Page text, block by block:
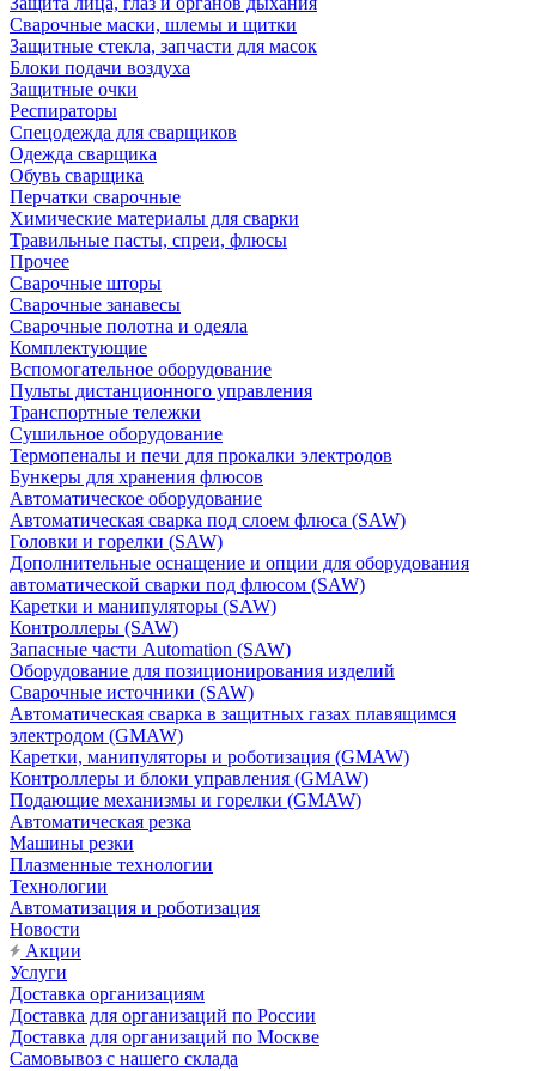
Сварочные маски, шлемы и щитки
Защитные стекла, запчасти для масок
Блоки подачи воздуха
Защитные очки
Респираторы
Спецодежда для сварщиков
Одежда сварщика
Обувь сварщика
Перчатки сварочные
Химические материалы для сварки
Травильные пасты, спреи, флюсы
Прочее
Сварочные шторы
Сварочные занавесы
Сварочные полотна и одеяла
Комплектующие
Вспомогательное оборудование
Пульты дистанционного управления
Транспортные тележки
Сушильное оборудование
Термопеналы и печи для прокалки электродов
Бункеры для хранения флюсов
Автоматическое оборудование
Автоматическая сварка под слоем флюса (SAW)
Головки и горелки (SAW)
Дополнительные оснащение и опции для оборудования
автоматической сварки под флюсом (SAW)
Каретки и манипуляторы (SAW)
Контроллеры (SAW)
Запасные части Automation (SAW)
Оборудование для позиционирования изделий
Сварочные источники (SAW)
Автоматическая сварка в защитных газах плавящимся
электродом (GMAW)
Каретки, манипуляторы и роботизация (GMAW)
Контроллеры и блоки управления (GMAW)
Подающие механизмы и горелки (GMAW)
Автоматическая резка
Машины резки
Плазменные технологии
Технологии
Автоматизация и роботизация
Новости
Акции
Услуги
Доставка организациям
Доставка для организаций по России
Доставка для организаций по Москве
Самовывоз с нашего склада